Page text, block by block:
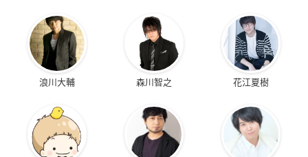
浪川大輔 森川智之 花江夏樹